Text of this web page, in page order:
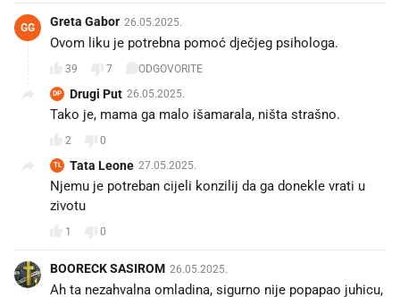
GG Greta Gabor 26.05.2025.
Ovom liku je potrebna pomoć dječjeg psihologa.
39 7 ODGOVORITE
DP Drugi Put 26.05.2025.
Tako je, mama ga malo išamarala, ništa strašno.
2 0
TL Tata Leone 27.05.2025.
Njemu je potreban cijeli konzilij da ga donekle vrati u
zivotu
1 0
BOORECK SASIROM 26.05.2025.
Ah ta nezahvalna omladina, sigurno nije popapao juhicu,